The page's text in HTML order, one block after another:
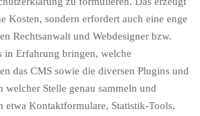
Kosten, sondern erfordert auch eine enge
Rechtsanwalt und Webdesigner bzw.
in Erfahrung bringen, welche
das CMS sowie die diversen Plugins und
welcher Stelle genau sammeln und
etwa Kontaktformulare, Statistik-Tools,